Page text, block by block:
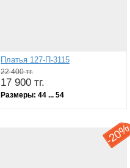
Платья 127-П-3115
22 400 тг.
17 900 тг.
Размеры: 44 ... 54
-